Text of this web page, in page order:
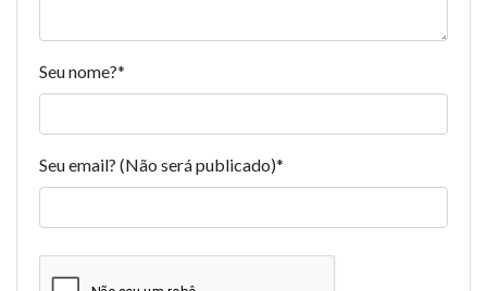
Seu nome?*
Seu email? (Não será publicado)*